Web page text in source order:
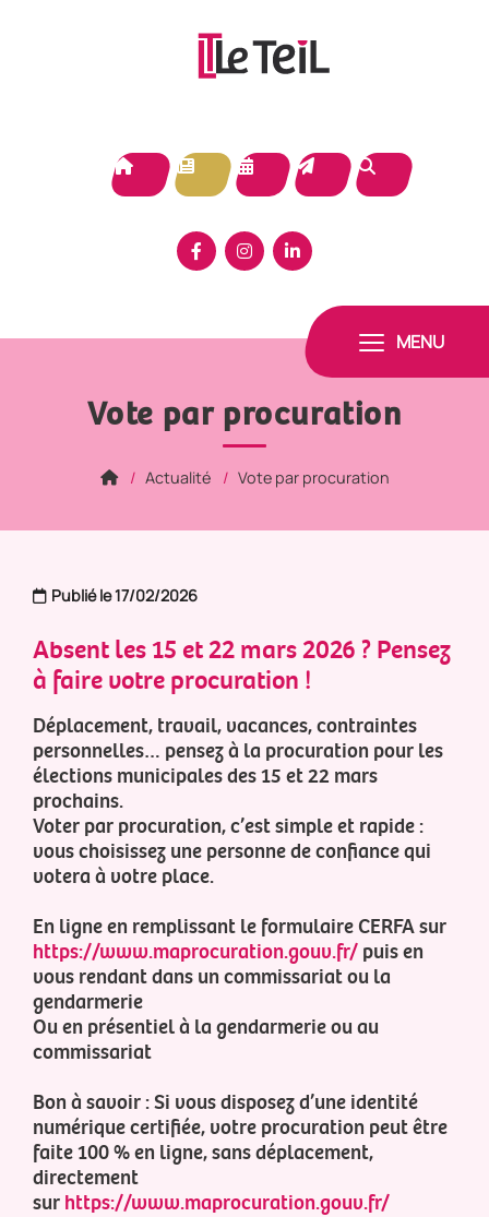
MENU
Vote par procuration
Actualité Vote par procuration
Publié le 17/02/2026
Absent les 15 et 22 mars 2026 ? Pensez
à faire votre procuration !
Déplacement, travail, vacances, contraintes
personnelles… pensez à la procuration pour les
élections municipales des 15 et 22 mars
prochains.
Voter par procuration, c’est simple et rapide :
vous choisissez une personne de confiance qui
votera à votre place.
En ligne en remplissant le formulaire CERFA sur
https://www.maprocuration.gouv.fr/ puis en
vous rendant dans un commissariat ou la
gendarmerie
Ou en présentiel à la gendarmerie ou au
commissariat
Bon à savoir : Si vous disposez d’une identité
numérique certifiée, votre procuration peut être
faite 100 % en ligne, sans déplacement,
directement
sur https://www.maprocuration.gouv.fr/